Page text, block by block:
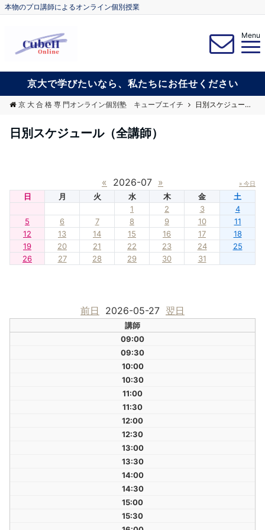
本物のプロ講師によるオンライン個別授業
Menu
京大で学びたいなら、私たちにお任せください
京 大 合 格 専 門オンライン個別塾 キューブエイチ 日別スケジュール（全講師）
日別スケジュール（全講師）
« 2026-07 » » 今日
日 月 火 水 木 金
土
1
2 3
4
5
6 7 8 9 10
11
12
13 14 15 16 17
18
19
20 21 22 23 24
25
26
27 28 29 30 31
前日 2026-05-27 翌日
講師
09:00
09:30
10:00
10:30
11:00
11:30
12:00
12:30
13:00
13:30
14:00
14:30
15:00
15:30